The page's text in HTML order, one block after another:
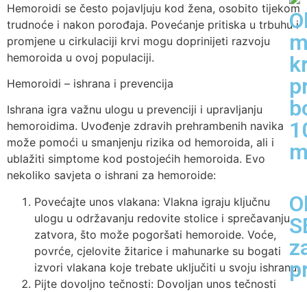
Hemoroidi se često pojavljuju kod žena, osobito tijekom
trudnoće i nakon porođaja. Povećanje pritiska u trbuhu i
promjene u cirkulaciji krvi mogu doprinijeti razvoju
hemoroida u ovoj populaciji.
Hemoroidi – ishrana i prevencija
Ishrana igra važnu ulogu u prevenciji i upravljanju
hemoroidima. Uvođenje zdravih prehrambenih navika
može pomoći u smanjenju rizika od hemoroida, ali i
ublažiti simptome kod postojećih hemoroida. Evo
nekoliko savjeta o ishrani za hemoroide:
Povećajte unos vlakana: Vlakna igraju ključnu
ulogu u održavanju redovite stolice i sprečavanju
zatvora, što može pogoršati hemoroide. Voće,
povrće, cjelovite žitarice i mahunarke su bogati
izvori vlakana koje trebate uključiti u svoju ishranu.
Pijte dovoljno tečnosti: Dovoljan unos tečnosti